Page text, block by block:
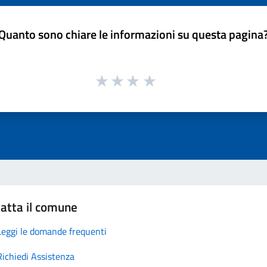
sono chiare le informazioni su questa
il comune
le domande frequenti
Assistenza